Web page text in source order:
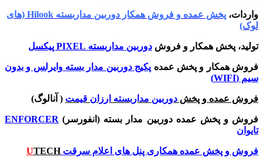
واردات،
پخش عمده و فروش همکار دوربین مداربسته Hilook (های
لوک)
تولید، پخش همکار و فروش دوربین مداربسته PIXEL پیکسل
فروش همکار و پخش عمده پکیج دوربین مدار بسته وایرلس و بدون
سیم (WIFI)
فروش عمده و پخش دوربین مداربسته ارزان قیمت ( آنالوگ)
فروش و پخش عمده دوربین مدار بسته (انفورسر) ENFORCER
تایوان
فروش و پخش عمده همکاری پنل های اعلام سرقت UTECH